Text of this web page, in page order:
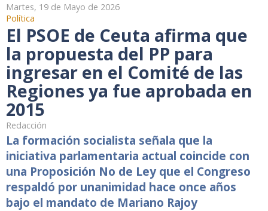
Martes, 19 de Mayo de 2026
Política
El PSOE de Ceuta afirma que
la propuesta del PP para
ingresar en el Comité de las
Regiones ya fue aprobada en
2015
Redacción
La formación socialista señala que la
iniciativa parlamentaria actual coincide con
una Proposición No de Ley que el Congreso
respaldó por unanimidad hace once años
bajo el mandato de Mariano Rajoy